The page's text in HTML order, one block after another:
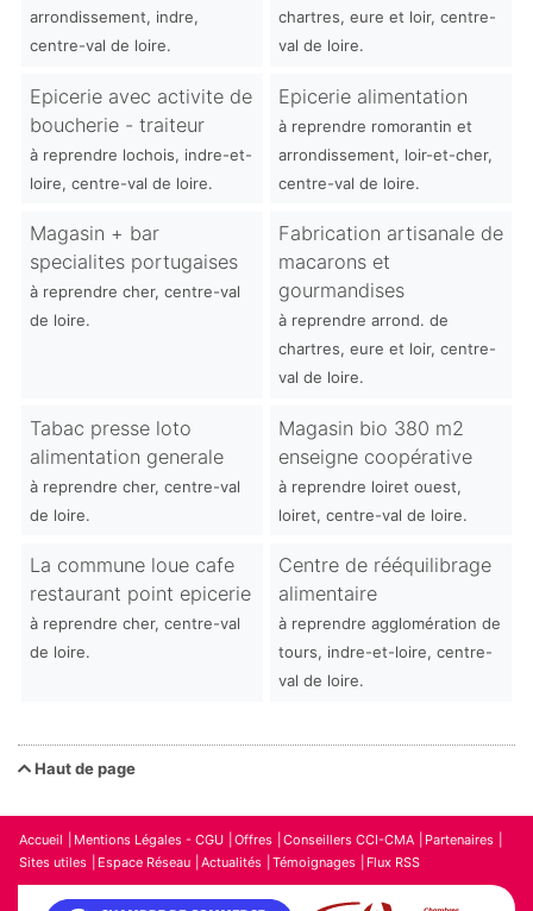
arrondissement, indre,
centre-val de loire.
chartres, eure et loir, centre-
val de loire.
Epicerie avec activite de
boucherie - traiteur
à reprendre lochois, indre-et-
loire, centre-val de loire.
Epicerie alimentation
à reprendre romorantin et
arrondissement, loir-et-cher,
centre-val de loire.
Magasin + bar
specialites portugaises
à reprendre cher, centre-val
de loire.
Fabrication artisanale de
macarons et
gourmandises
à reprendre arrond. de
chartres, eure et loir, centre-
val de loire.
Tabac presse loto
alimentation generale
à reprendre cher, centre-val
de loire.
Magasin bio 380 m2
enseigne coopérative
à reprendre loiret ouest,
loiret, centre-val de loire.
La commune loue cafe
restaurant point epicerie
à reprendre cher, centre-val
de loire.
Centre de rééquilibrage
alimentaire
à reprendre agglomération de
tours, indre-et-loire, centre-
val de loire.
Haut de page
Accueil Mentions Légales - CGU Offres Conseillers CCI-CMA
Partenaires
Sites utiles
Espace Réseau Actualités Témoignages Flux RSS